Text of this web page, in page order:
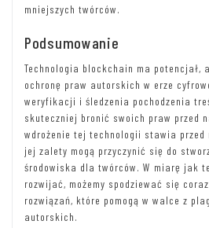
mniejszych twórców.
Podsumowanie
Technologia blockchain ma potencjał,
ochronę praw autorskich w erze
weryfikacji i śledzenia pochodzenia
skuteczniej bronić swoich praw przed
wdrożenie tej technologii stawia przed
jej zalety mogą przyczynić się do
środowiska dla twórców. W miarę jak
rozwijać, możemy spodziewać się
rozwiązań, które pomogą w walce z
autorskich.